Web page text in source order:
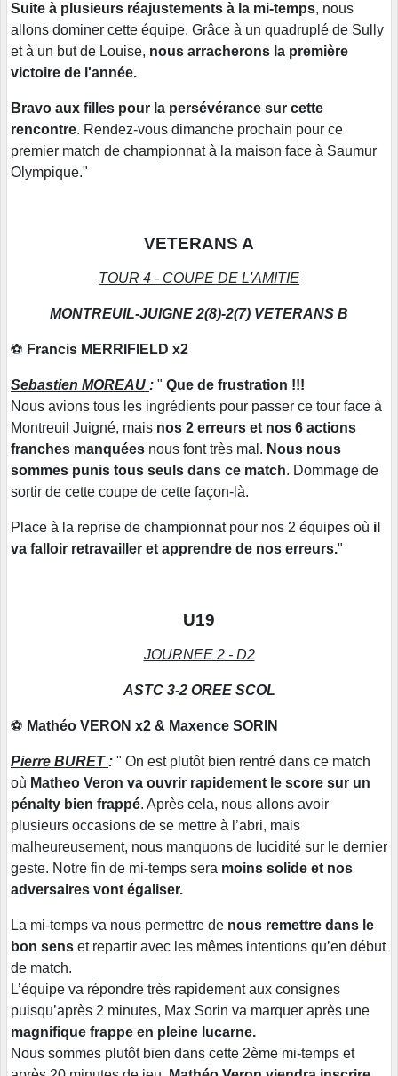
Suite à plusieurs réajustements à la mi-temps, nous
allons dominer cette équipe. Grâce à un quadruplé de Sully
et à un but de Louise, nous arracherons la première
victoire de l'année.
Bravo aux filles pour la persévérance sur cette
rencontre. Rendez-vous dimanche prochain pour ce
premier match de championnat à la maison face à Saumur
Olympique."
VETERANS A
TOUR 4 - COUPE DE L'AMITIE
MONTREUIL-JUIGNE 2(8)-2(7) VETERANS B
⚽ Francis MERRIFIELD x2
Sebastien MOREAU : " Que de frustration !!!
Nous avions tous les ingrédients pour passer ce tour face à
Montreuil Juigné, mais nos 2 erreurs et nos 6 actions
franches manquées nous font très mal. Nous nous
sommes punis tous seuls dans ce match. Dommage de
sortir de cette coupe de cette façon-là.
Place à la reprise de championnat pour nos 2 équipes où il
va falloir retravailler et apprendre de nos erreurs."
U19
JOURNEE 2 - D2
ASTC 3-2 OREE SCOL
⚽ Mathéo VERON x2 & Maxence SORIN
Pierre BURET : " On est plutôt bien rentré dans ce match
où Matheo Veron va ouvrir rapidement le score sur un
pénalty bien frappé. Après cela, nous allons avoir
plusieurs occasions de se mettre à l’abri, mais
malheureusement, nous manquons de lucidité sur le dernier
geste. Notre fin de mi-temps sera moins solide et nos
adversaires vont égaliser.
La mi-temps va nous permettre de nous remettre dans le
bon sens et repartir avec les mêmes intentions qu’en début
de match.
L’équipe va répondre très rapidement aux consignes
puisqu’après 2 minutes, Max Sorin va marquer après une
magnifique frappe en pleine lucarne.
Nous sommes plutôt bien dans cette 2ème mi-temps et